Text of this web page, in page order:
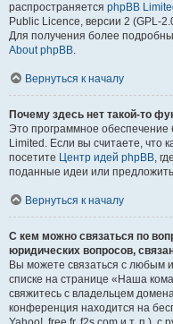
распространяется phpBB
Public Licence, версии 2 (GPL-
Для получения более
About phpBB.
Вернуться к началу
Почему здесь нет такой-то
Это программное
Limited. Если вы считаете, что
посетите Центр идей phpBB,
поданные идеи или
Вернуться к началу
С кем можно связаться по
юридических вопросов,
Вы можете связаться с любым
списке на странице «Наша
свяжитесь с владельцем
конференция находится на